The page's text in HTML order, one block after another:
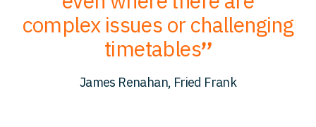
complex issues or challenging
timetables
James Renahan, Fried Frank